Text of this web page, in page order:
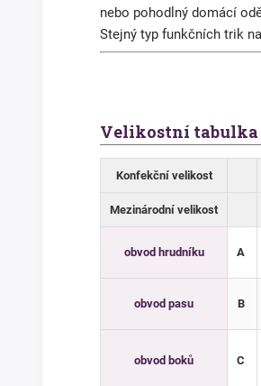
nebo pohodlný domácí
Stejný typ funkčních trik
Velikostní tabulka
Konfekční velikost
Mezinárodní velikost
obvod hrudníku A
obvod pasu B
obvod boků C